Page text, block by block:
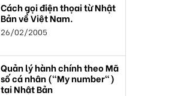
Cách gọi điện thọai từ Nhật
Bản về Việt Nam.
26/02/2005
Quản lý hành chính theo Mã
số cá nhân ("My number")
tại Nhật Bản